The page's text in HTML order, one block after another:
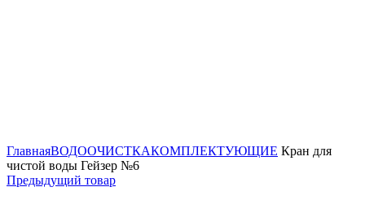
ГлавнаяВОДООЧИСТКАКОМПЛЕКТУЮЩИЕ Кран для
чистой воды Гейзер №6
Предыдущий товар